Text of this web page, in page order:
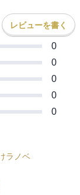
レビューを書く
0
0
0
0
0
ラノベ